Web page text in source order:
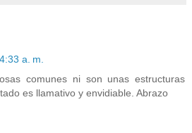
a. m.
comunes ni son unas estructuras
es llamativo y envidiable. Abrazo